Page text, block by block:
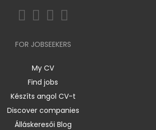
FOR JOBSEEKERS
My CV
Find jobs
Készíts angol CV-t
Discover companies
Álláskeresői Blog